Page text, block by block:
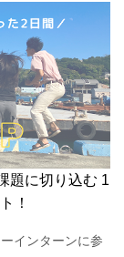
題に切り込む 1
！
インターンに参